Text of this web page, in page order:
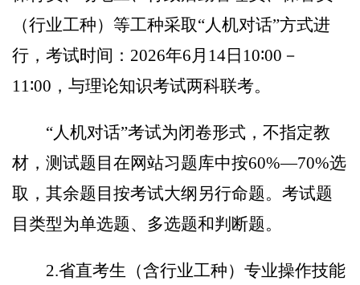
（行业工种）等工种采取“人机对话”方式进
行， 考试时间： 2026年6 月 14日 10∶00 －
11 ∶00 ，与理论知识考试两科联考。
“人机对话”考试为闭卷形式，不指定教
材，测试题目在网站习题库中按60%—70%选
取，其余题目按考试大纲另行命题。 考试题
目类型为单选题、多选题和判断题。
2.省直考生（含行业工种）专业操作技能